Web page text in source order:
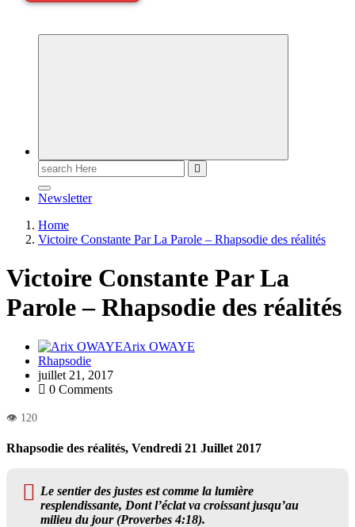
Newsletter
Home
Victoire Constante Par La Parole – Rhapsodie des réalités
Victoire Constante Par La
Parole – Rhapsodie des réalités
Arix OWAYE
Rhapsodie
juillet 21, 2017
0 Comments
Rhapsodie des réalités, Vendredi 21 Juillet 2017
Le sentier des justes est comme la lumière
resplendissante, Dont l’éclat va croissant jusqu’au
milieu du jour (Proverbes 4:18).